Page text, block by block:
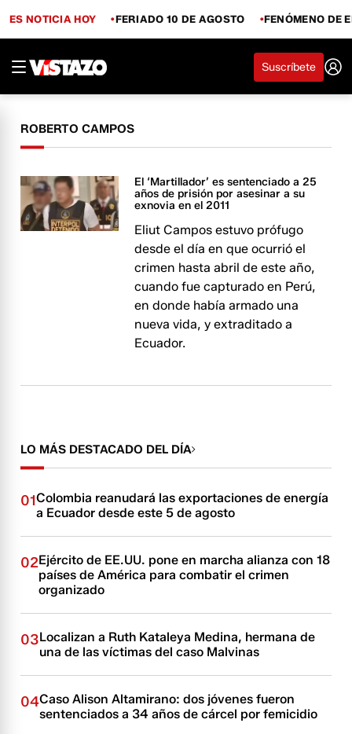
ES NOTICIA HOY FERIADO 10 DE AGOSTO FENÓMENO DE
Suscríbete
ROBERTO CAMPOS
El ‘Martillador’ es sentenciado a 25
años de prisión por asesinar a su
exnovia en el 2011
Eliut Campos estuvo prófugo
desde el día en que ocurrió el
crimen hasta abril de este año,
cuando fue capturado en Perú,
en donde había armado una
nueva vida, y extraditado a
Ecuador.
LO MÁS DESTACADO DEL DÍA
01Colombia reanudará las exportaciones de energía
a Ecuador desde este 5 de agosto
02Ejército de EE.UU. pone en marcha alianza con 18
países de América para combatir el crimen
organizado
03Localizan a Ruth Kataleya Medina, hermana de
una de las víctimas del caso Malvinas
04Caso Alison Altamirano: dos jóvenes fueron
sentenciados a 34 años de cárcel por femicidio